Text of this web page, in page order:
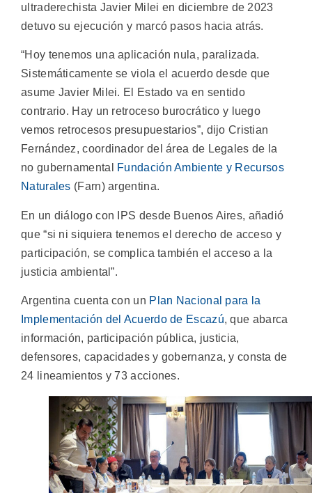
ultraderechista Javier Milei en diciembre de 2023
detuvo su ejecución y marcó pasos hacia atrás.
“Hoy tenemos una aplicación nula, paralizada.
Sistemáticamente se viola el acuerdo desde que
asume Javier Milei. El Estado va en sentido
contrario. Hay un retroceso burocrático y luego
vemos retrocesos presupuestarios”, dijo Cristian
Fernández, coordinador del área de Legales de la
no gubernamental
Fundación Ambiente y Recursos
Naturales (Farn) argentina.
En un diálogo con IPS desde Buenos Aires, añadió
que “si ni siquiera tenemos el derecho de acceso y
participación, se complica también el acceso a la
justicia ambiental”.
Argentina cuenta con un Plan Nacional para la
Implementación del Acuerdo de Escazú, que abarca
información, participación pública, justicia,
defensores, capacidades y gobernanza, y consta de
24 lineamientos y 73 acciones.